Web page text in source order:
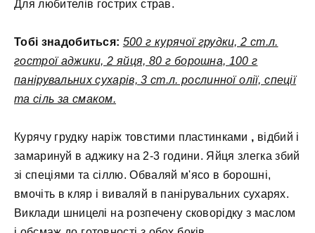
Для любителів гострих страв.
Тобі знадобиться: 500 г курячої грудки, 2 ст.л.
гострої аджики, 2 яйця, 80 г борошна, 100 г
панірувальних сухарів, 3 ст.л. рослинної олії, спеції
та сіль за смаком.
Курячу грудку наріж товстими пластинками , відбий і
замаринуй в аджику на 2-3 години. Яйця злегка збий
зі спеціями та сіллю. Обваляй м'ясо в борошні,
вмочіть в кляр і виваляй в панірувальних сухарях.
Виклади шницелі на розпечену сковорідку з маслом